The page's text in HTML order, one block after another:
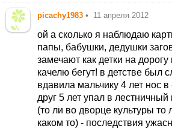
picachy1983 • 11 апреля 2012
ой а сколько я наблюдаю
папы, бабушки, дедушки
замечают как детки на
качелю бегут! в детстве был
вдавила мальчику 4 лет нос
друг 5 лет упал в
(то ли во дворце культуры то
каком то) - последствия